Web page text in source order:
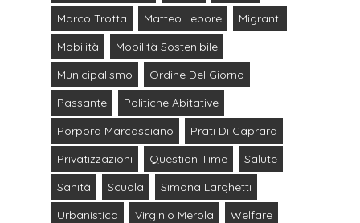
Marco Trotta
Matteo Lepore
Migranti
Mobilità
Mobilità Sostenibile
Municipalismo
Ordine Del Giorno
Passante
Politiche Abitative
Porpora Marcasciano
Prati Di Caprara
Privatizzazioni
Question Time
Salute
Sanità
Scuola
Simona Larghetti
Urbanistica
Virginio Merola Welfare